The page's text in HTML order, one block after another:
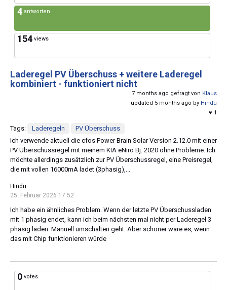
4 antworten
154 views
Laderegel PV Überschuss + weitere Laderegel
kombiniert - funktioniert nicht
7 months ago gefragt von Klaus
updated 5 months ago by Hindu
♥ 1
Tags: Laderegeln
PV Überschuss
Ich verwende aktuell die cfos Power Brain Solar Version 2.12.0 mit einer
PV Überschussregel mit meinem KIA eNiro Bj. 2020 ohne Probleme. Ich
möchte allerdings zusätzlich zur PV Überschussregel, eine Preisregel,
die mit vollen 16000mA ladet (3phasig),...
Hindu
25. Februar 2026 17:52
Ich habe ein ähnliches Problem. Wenn der letzte PV Überschussladen
mit 1 phasig endet, kann ich beim nächsten mal nicht per Laderegel 3
phasig laden. Manuell umschalten geht. Aber schöner wäre es, wenn
das mit Chip funktionieren würde
0 votes